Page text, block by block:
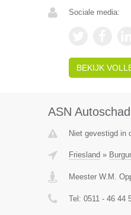
Sociale media:
BEKIJK
ASN
Niet gevestigd in
Friesland »
Meester W.M.
Tel: 0511 - 46 44